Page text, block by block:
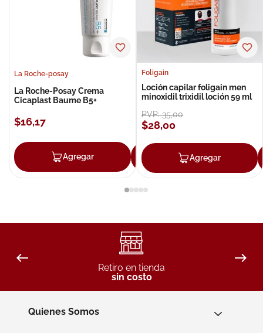
La Roche-posay
La Roche-Posay Crema
Cicaplast Baume B5+
$16,17
Agregar Agregar
Foligain
Loción capilar foligain men
minoxidil trixidil loción 59 ml
PVP:35,00
$28,00
Agregar
Retiro en tienda
sin costo
Quienes Somos